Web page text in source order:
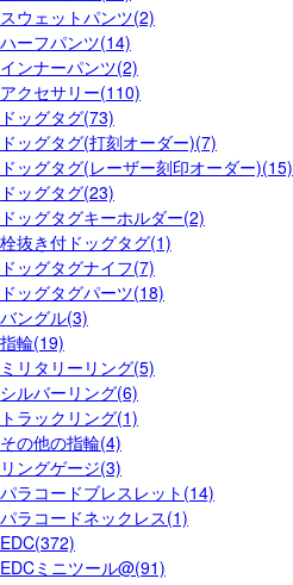
スウェットパンツ(2)
ハーフパンツ(14)
インナーパンツ(2)
アクセサリー(110)
ドッグタグ(73)
ドッグタグ(打刻オーダー)(7)
ドッグタグ(レーザー刻印オーダー)(15)
ドッグタグ(23)
ドッグタグキーホルダー(2)
栓抜き付ドッグタグ(1)
ドッグタグナイフ(7)
ドッグタグパーツ(18)
バングル(3)
指輪(19)
ミリタリーリング(5)
シルバーリング(6)
トラックリング(1)
その他の指輪(4)
リングゲージ(3)
パラコードブレスレット(14)
パラコードネックレス(1)
EDC(372)
EDCミニツール@(91)